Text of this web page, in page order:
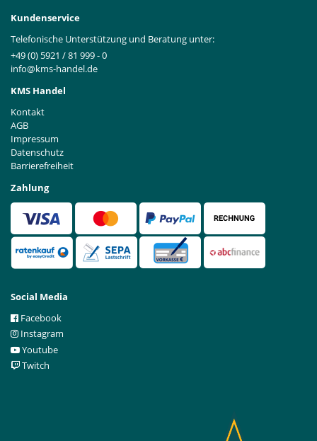
Kundenservice
Telefonische Unterstützung und Beratung unter:
+49 (0) 5921 / 81 999 - 0
info@kms-handel.de
KMS Handel
Kontakt
AGB
Impressum
Datenschutz
Barrierefreiheit
Zahlung
Social Media
Facebook
Instagram
Youtube
Twitch